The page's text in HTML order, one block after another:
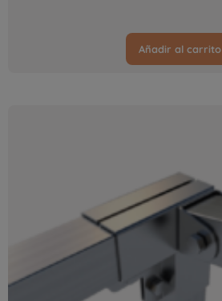
Añadir al carrito